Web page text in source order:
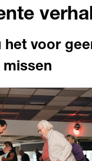
het voor